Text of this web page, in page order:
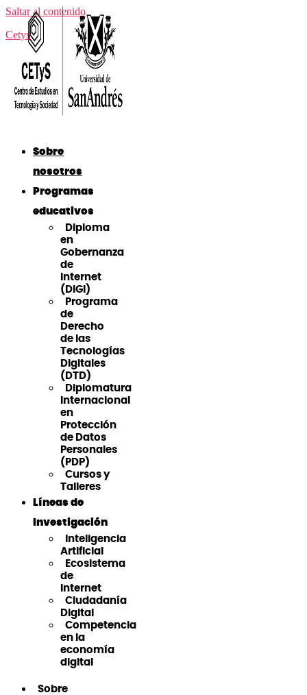
Saltar al contenido
Cetys
Sobre
nosotros
Programas
educativos
Diploma
en
Gobernanza
de
Internet
(DiGI)
Programa
de
Derecho
de las
Tecnologías
Digitales
(DTD)
Diplomatura
Internacional
en
Protección
de Datos
Personales
(PDP)
Cursos y
Talleres
Líneas de
Investigación
Inteligencia
Artificial
Ecosistema
de
Internet
Ciudadanía
Digital
Competencia
en la
economía
digital
Sobre